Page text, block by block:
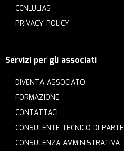
CCNLULIAS
PRIVACY POLICY
Servizi per gli associati
DIVENTA ASSOCIATO
FORMAZIONE
CONTATTACI
CONSULENTE TECNICO DI PARTE
CONSULENZA AMMINISTRATIVA